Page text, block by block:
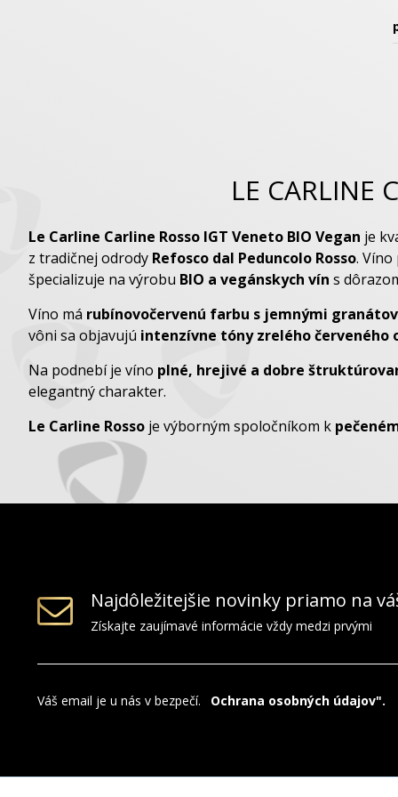
LE CARLINE
Le Carline Carline Rosso IGT Veneto BIO Vegan je
z tradičnej odrody Refosco dal Peduncolo Rosso.
špecializuje na výrobu BIO a vegánskych vín s
Víno má rubínovočervenú farbu s jemnými
vôni sa objavujú intenzívne tóny zrelého červeného
Na podnebí je víno plné, hrejivé a dobre
elegantný charakter.
Le Carline Rosso je výborným spoločníkom k
Najdôležitejšie novinky priamo na
Získajte zaujímavé informácie vždy medzi prvými
Váš email je u nás v bezpečí. Ochrana osobných údajov".